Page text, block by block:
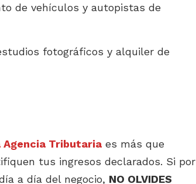
de vehículos y autopistas de
fotográficos y alquiler de
Agencia Tributaria es más que
tus ingresos declarados. Si por
a día del negocio, NO OLVIDES